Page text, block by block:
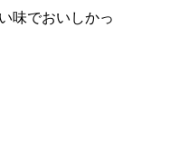
味でおいしかっ